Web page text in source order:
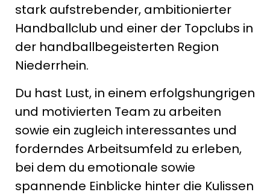
stark aufstrebender, ambitionierter
Handballclub und einer der Topclubs in
der handballbegeisterten Region
Niederrhein.
Du hast Lust, in einem erfolgshungrigen
und motivierten Team zu arbeiten
sowie ein zugleich interessantes und
forderndes Arbeitsumfeld zu erleben,
bei dem du emotionale sowie
spannende Einblicke hinter die Kulissen